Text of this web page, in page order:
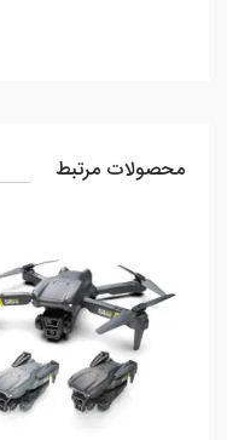
محصولات مرتبط